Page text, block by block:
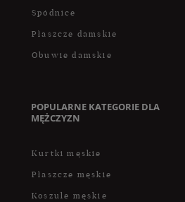
Spódnice
Płaszcze damskie
Obuwie damskie
POPULARNE KATEGORIE DLA
MĘŻCZYZN
Kurtki męskie
Płaszcze męskie
Koszule męskie